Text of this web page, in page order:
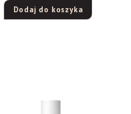
50ml
Dodaj do koszyka